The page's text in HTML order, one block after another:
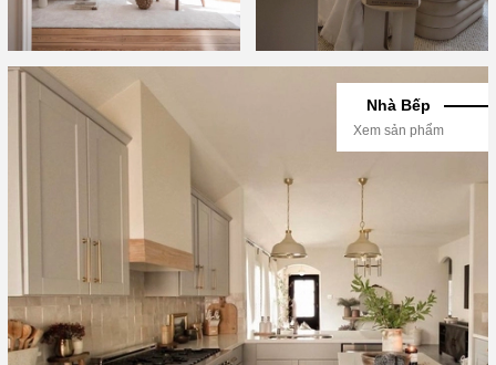
Nhà Bếp
Xem sản phẩm